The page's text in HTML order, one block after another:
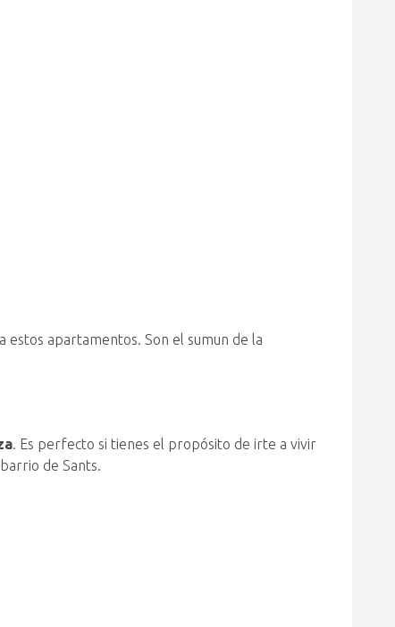
estos apartamentos. Son el sumun de la
. Es perfecto si tienes el propósito de irte a vivir
de Sants.